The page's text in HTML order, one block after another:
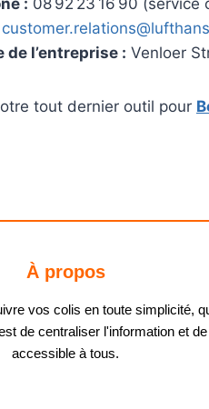
: 08 92 23 16 90 (service
de l’entreprise : Venloer
tout dernier outil pour
À propos
vos colis en toute simplicité,
de centraliser l'information et
accessible à tous.